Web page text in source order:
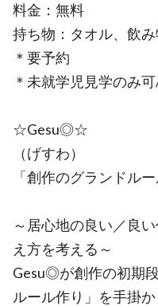
料金：無料
持ち物：タオル、飲
＊要予約
＊未就学児見学のみ
☆Gesu◎☆
（げすわ）
「創作のグランドル
～居⼼地の良い／良
え⽅を考える～
Gesu◎が創作の初期
ルール作り」を⼿掛